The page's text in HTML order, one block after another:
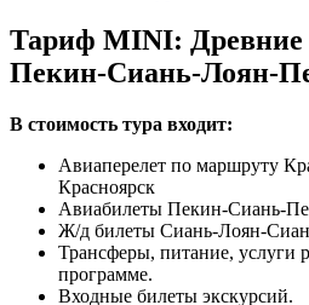
Тариф MINI: Древние
Пекин-Сиань-Лоян-
В стоимость тура входит:
Авиаперелет по маршруту
Красноярск
Авиабилеты Пекин-Сиань-
Ж/д билеты Сиань-Лоян-
Трансферы, питание, услуги
программе.
Входные билеты экскурсий.